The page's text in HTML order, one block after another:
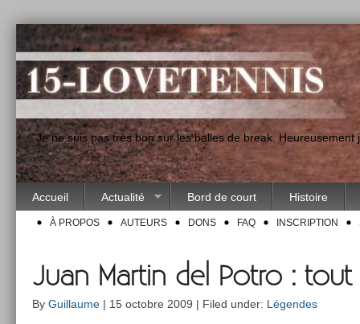
"Je ne suis pas très bon sur les balles de break.
Accueil Actualité Bord de court Histoire
À PROPOS AUTEURS DONS FAQ INSCRIPTION
Juan Martin del Potro : tout
By Guillaume | 15 octobre 2009 | Filed under: Légendes